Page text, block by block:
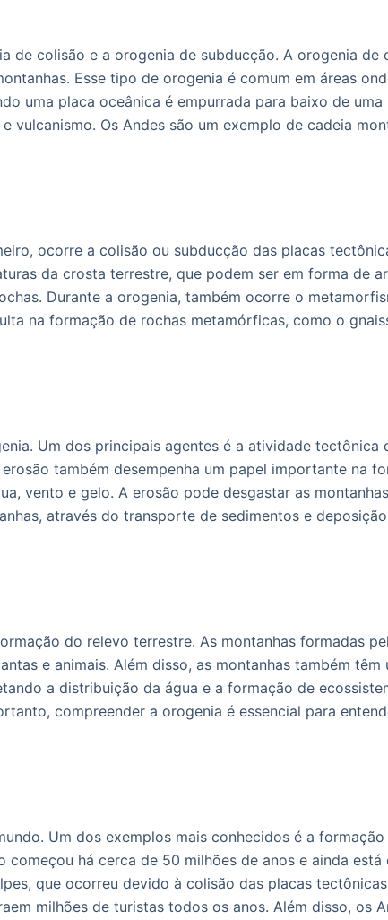
de colisão e a orogenia de subducção. A orogenia
Esse tipo de orogenia é comum em áreas
uma placa oceânica é empurrada para baixo de
vulcanismo. Os Andes são um exemplo de cadeia
ocorre a colisão ou subducção das placas
da crosta terrestre, que podem ser em forma de
Durante a orogenia, também ocorre o
na formação de rochas metamórficas, como o
Um dos principais agentes é a atividade tectônica
também desempenha um papel importante na
vento e gelo. A erosão pode desgastar as
através do transporte de sedimentos e
do relevo terrestre. As montanhas formadas
e animais. Além disso, as montanhas também
a distribuição da água e a formação de
compreender a orogenia é essencial para
Um dos exemplos mais conhecidos é a
começou há cerca de 50 milhões de anos e ainda
que ocorreu devido à colisão das placas
milhões de turistas todos os anos. Além disso, os